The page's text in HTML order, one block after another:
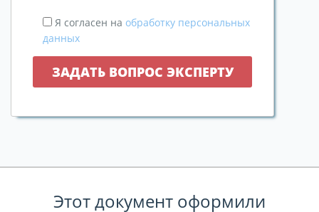
Я согласен на обработку персональных
данных
Этот документ оформили